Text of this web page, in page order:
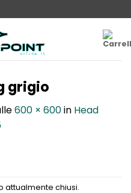
grigio
600 × 600in Head
attualmente chiusi.